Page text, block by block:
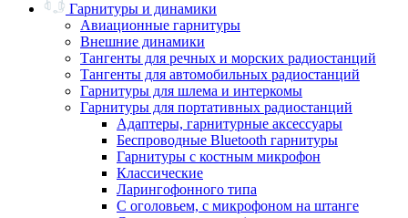
Гарнитуры и динамики
Авиационные гарнитуры
Внешние динамики
Тангенты для речных и морских радиостанций
Тангенты для автомобильных радиостанций
Гарнитуры для шлема и интеркомы
Гарнитуры для портативных радиостанций
Адаптеры, гарнитурные аксессуары
Беспроводные Bluetooth гарнитуры
Гарнитуры с костным микрофон
Классические
Ларингофонного типа
С оголовьем, с микрофоном на штанге